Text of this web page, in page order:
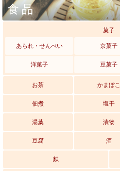
食品
菓子
あられ・せんべい 京菓子
洋菓子 豆菓子
お茶 かまぼこ
佃煮 塩干
湯葉 漬物
豆腐 酒
麩